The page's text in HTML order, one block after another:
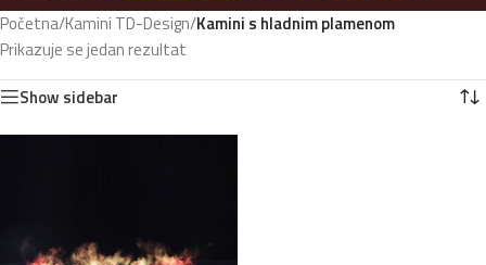
Početna/Kamini TD-Design/Kamini s hladnim plamenom
Prikazuje se jedan rezultat
Show sidebar